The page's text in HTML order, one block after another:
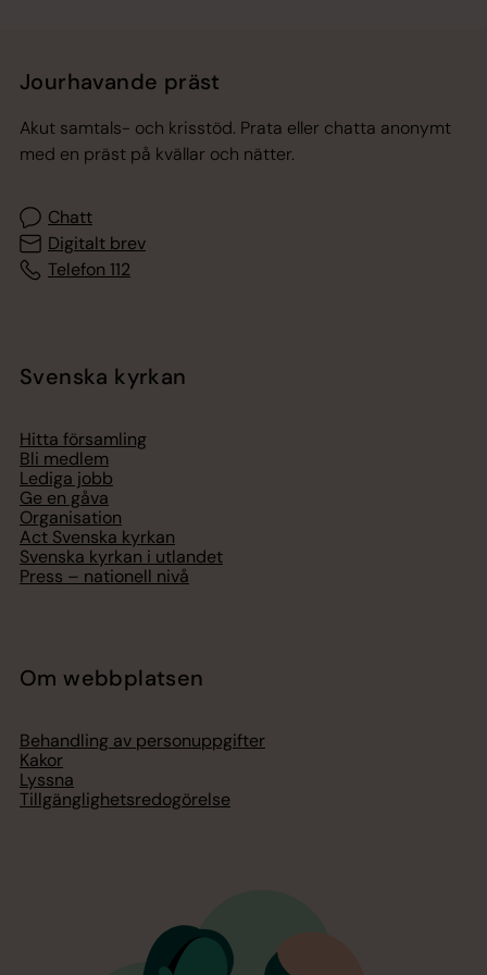
Jourhavande präst
Akut samtals- och krisstöd. Prata eller chatta anonymt
med en präst på kvällar och nätter.
Chatt
Digitalt brev
Telefon 112
Svenska kyrkan
Hitta församling
Bli medlem
Lediga jobb
Ge en gåva
Organisation
Act Svenska kyrkan
Svenska kyrkan i utlandet
Press – nationell nivå
Om webbplatsen
Behandling av personuppgifter
Kakor
Lyssna
Tillgänglighetsredogörelse